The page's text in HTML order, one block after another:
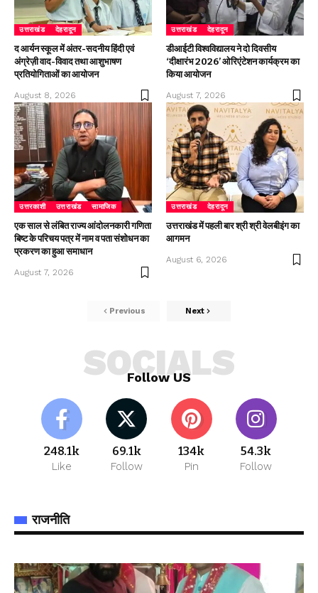
उत्तराखंड देहरादून
द आर्यन स्कूल में अंतर-सदनीय हिंदी एवं
अंग्रेज़ी वाद-विवाद तथा आशुभाषण
प्रतियोगिताओं का आयोजन
August 8, 2026
उत्तराखंड देहरादून
डीआईटी विश्वविद्यालय ने दो दिवसीय
‘दीक्षारंभ 2026’ ओरिएंटेशन कार्यक्रम का
किया आयोजन
August 7, 2026
उत्तरकाशी उत्तराखंड सामाजिक
एक साल से लंबित राज्य आंदोलनकारी गणिता
बिष्ट के परिचय पत्र में नाम व पता संशोधन का
प्रकरण का हुआ समाधान
August 7, 2026
उत्तराखंड देहरादून
उत्तराखंड में पहली बार श्री श्री वेलबीइंग का
आगमन
August 6, 2026
Previous Next
Follow US
SOCIALS
248.1k
Like
69.1k
Follow
134k
Pin
54.3k
Follow
राजनीति